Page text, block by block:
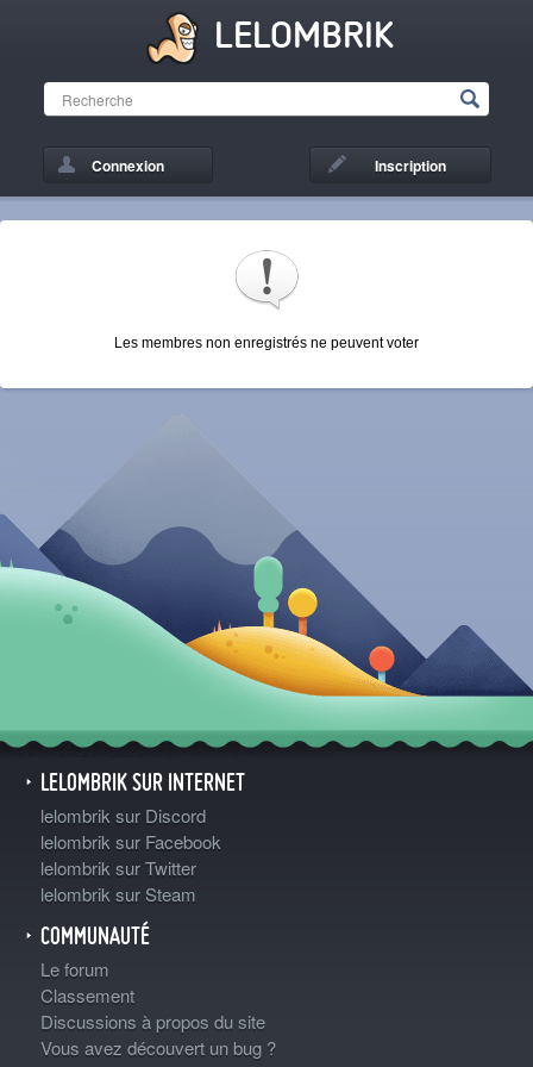
LELOMBRIK
Connexion Inscription
Les membres non enregistrés ne peuvent voter
LELOMBRIK SUR INTERNET
lelombrik sur Discord
lelombrik sur Facebook
lelombrik sur Twitter
lelombrik sur Steam
COMMUNAUTÉ
Le forum
Classement
Discussions à propos du site
Vous avez découvert un bug ?